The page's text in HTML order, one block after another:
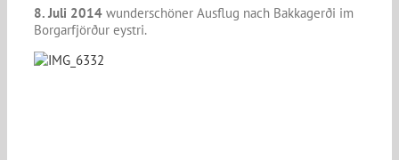
8. Juli 2014 wunderschöner Ausflug nach Bakkagerði im
Borgarfjörður eystri.